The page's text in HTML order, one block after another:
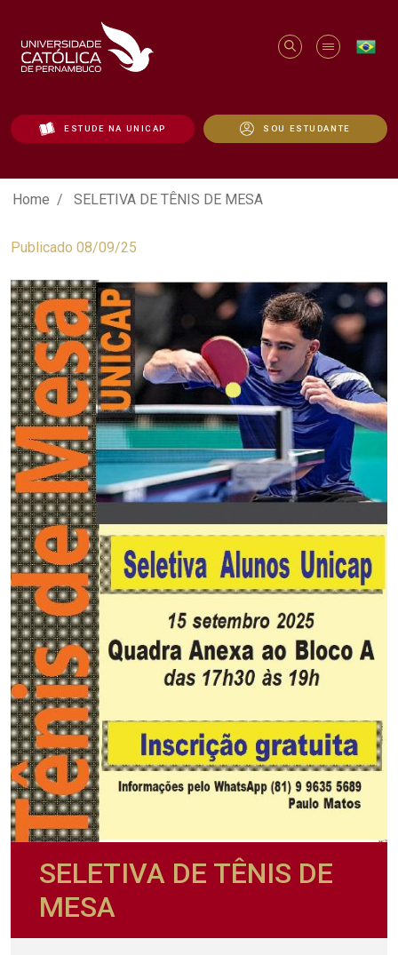
ESTUDE NA UNICAP SOU ESTUDANTE
SELETIVA DE TÊNIS DE MESA - Unicap
Home SELETIVA DE TÊNIS DE MESA
Publicado 08/09/25
SELETIVA DE TÊNIS DE
MESA